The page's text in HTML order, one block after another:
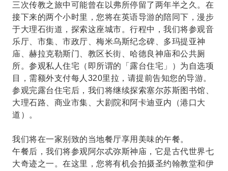
三次传教之旅中可能曾在以弗所停留了两年半之久。在
接下来的两个小时里，您将在英语导游的陪同下，漫步
于大理石街道，探索这座城市。行程中，我们将参观音
乐厅、市集、市政厅、梅米乌斯纪念碑、多玛提亚神
庙、赫拉克勒斯门、教区长街、哈德良神庙和公共厕
所。参观私人住宅（即所谓的「露台住宅」）为自选项
目，需额外支付每人320里拉，请提前告知您的导游。
参观完露台住宅后，我们将继续探索塞尔苏斯图书馆、
大理石路、商业市集、大剧院和阿卡迪亚内（港口大
道）。
我们将在一家别致的当地餐厅享用美味的午餐。
午餐后，我们将参观阿尔忒弥斯神庙，它是古代世界七
大奇迹之一。在这里，您将有机会拍摄圣约翰教堂和伊